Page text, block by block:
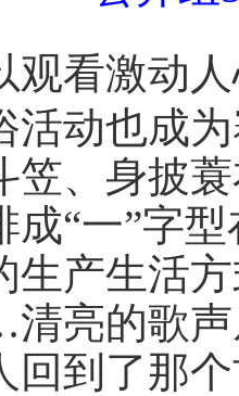
观看激动
活动也成
笠、身披
成“一”字
生产生活
亮的歌声
回到了那